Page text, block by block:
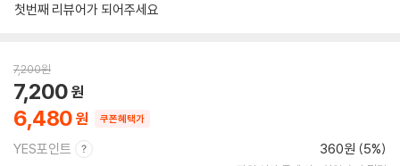
첫번째 리뷰어가 되어주세요
7,200원
6,480
7,200
쿠폰혜택가
YES포인트 360원 (5%)